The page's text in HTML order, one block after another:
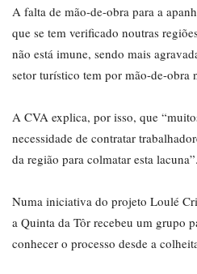
A falta de mão-de-obra para a
que se tem verificado noutras
não está imune, sendo mais
setor turístico tem por mão-de-obra
A CVA explica, por isso, que
necessidade de contratar
da região para colmatar esta lacuna”.
Numa iniciativa do projeto Loulé
a Quinta da Tôr recebeu um grupo
conhecer o processo desde a